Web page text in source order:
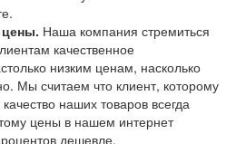
Наша компания стремиться
качественное
низким ценам, насколько
Мы считаем что клиент, которому
наших товаров всегда
цены в нашем интернет
дешевле.